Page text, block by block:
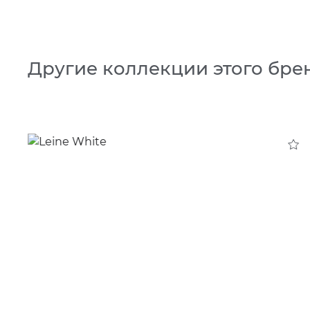
Другие коллекции этого